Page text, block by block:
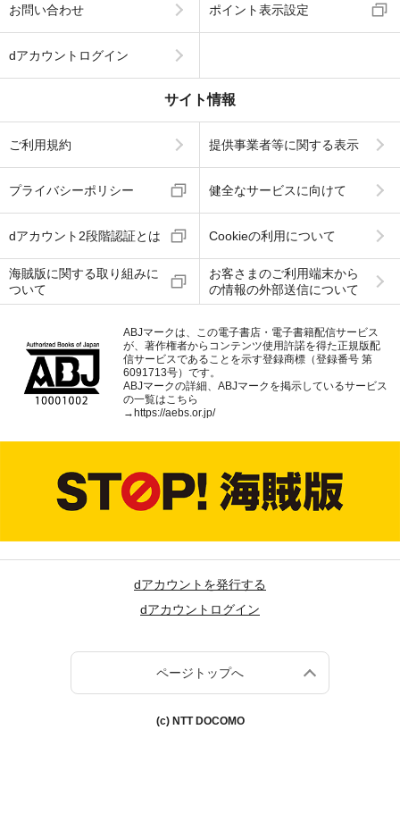
お問い合わせ ポイント表示設定
dアカウントログイン
サイト情報
ご利用規約 提供事業者等に関する表示
プライバシーポリシー 健全なサービスに向けて
dアカウント2段階認証とは Cookieの利用について
海賊版に関する取り組みに
ついて
お客さまのご利用端末から
の情報の外部送信について
ABJマークは、この電子書店・電子書籍配信サービス
が、著作権者からコンテンツ使用許諾を得た正規版配
信サービスであることを示す登録商標（登録番号 第
6091713号）です。
ABJマークの詳細、ABJマークを掲示しているサービス
の一覧はこちら
→ https://aebs.or.jp/
dアカウントを発行する
dアカウントログイン
ページトップへ
(c) NTT DOCOMO